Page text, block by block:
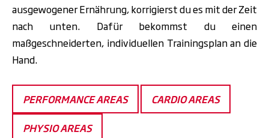
ausgewogener Ernährung, korrigierst du es mit der Zeit
nach unten. Dafür bekommst du einen
maßgeschneiderten, individuellen Trainingsplanan die
Hand.
PERFORMANCE AREAS
CARDIO AREAS
PHYSIO AREAS